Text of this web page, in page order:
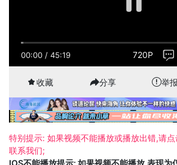
00:00 / 45:19 720P
收藏 分享 举报
特别提示: 如果视频不能播放或播放出错,请
联系我们;
IOS不能播放提示: 如果视频不能播放,表现为